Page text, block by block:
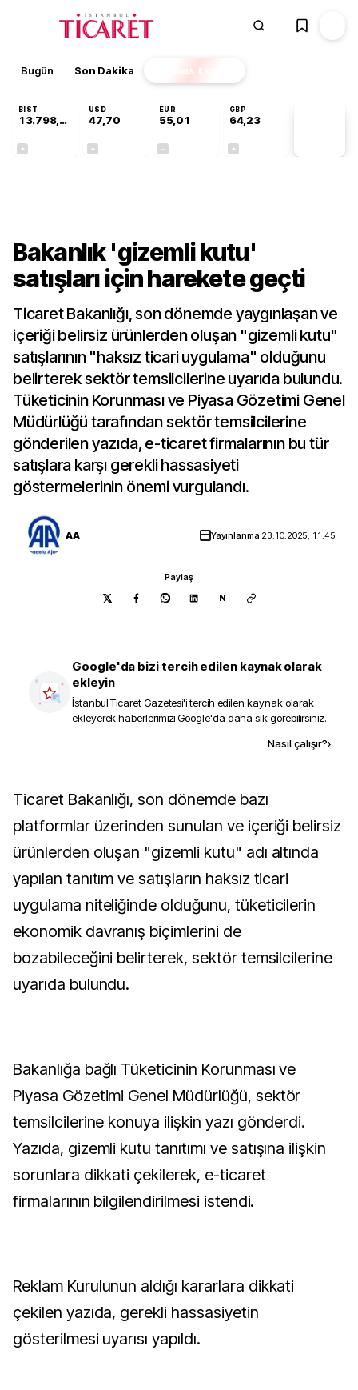
Bugün Son Dakika Finans EKSTRA
BIST
13.798,82
USD
47,70
EUR
55,01
GBP
64,23
Bakanlık 'gizemli kutu'
satışları için harekete geçti
Ticaret Bakanlığı, son dönemde yaygınlaşan ve
içeriği belirsiz ürünlerden oluşan "gizemli kutu"
satışlarının "haksız ticari uygulama" olduğunu
belirterek sektör temsilcilerine uyarıda bulundu.
Tüketicinin Korunması ve Piyasa Gözetimi Genel
Müdürlüğü tarafından sektör temsilcilerine
gönderilen yazıda, e-ticaret firmalarının bu tür
satışlara karşı gerekli hassasiyeti
göstermelerinin önemi vurgulandı.
AA Yayınlanma 23.10.2025, 11:45
Paylaş
N
Google'da bizi tercih edilen kaynak olarak
ekleyin
İstanbul Ticaret Gazetesi'i tercih edilen kaynak olarak
ekleyerek haberlerimizi Google'da daha sık görebilirsiniz.
Nasıl çalışır?›
Ticaret Bakanlığı, son dönemde bazı
platformlar üzerinden sunulan ve içeriği belirsiz
ürünlerden oluşan "gizemli kutu" adı altında
yapılan tanıtım ve satışların haksız ticari
uygulama niteliğinde olduğunu, tüketicilerin
ekonomik davranış biçimlerini de
bozabileceğini belirterek, sektör temsilcilerine
uyarıda bulundu.
Bakanlığa bağlı Tüketicinin Korunması ve
Piyasa Gözetimi Genel Müdürlüğü, sektör
temsilcilerine konuya ilişkin yazı gönderdi.
Yazıda, gizemli kutu tanıtımı ve satışına ilişkin
sorunlara dikkati çekilerek, e-ticaret
firmalarının bilgilendirilmesi istendi.
Reklam Kurulunun aldığı kararlara dikkati
çekilen yazıda, gerekli hassasiyetin
gösterilmesi uyarısı yapıldı.